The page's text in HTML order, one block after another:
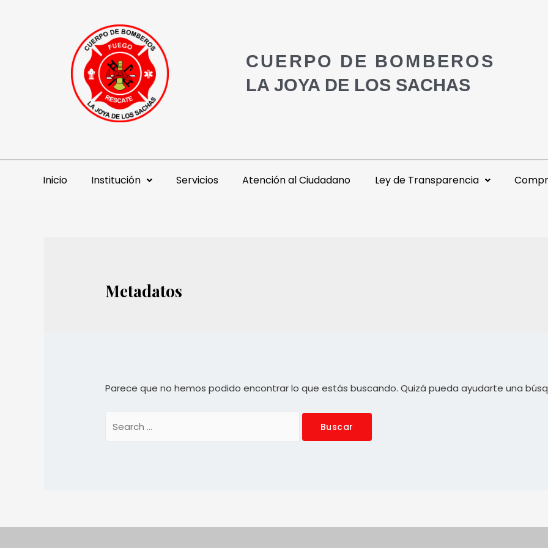
CUERPO DE BOMBEROS
LA JOYA DE LOS SACHAS
Inicio Institución Servicios Atención al Ciudadano Ley de Transparencia
Metadatos
Parece que no hemos podido encontrar lo que estás buscando. Quizá pueda ayudarte una